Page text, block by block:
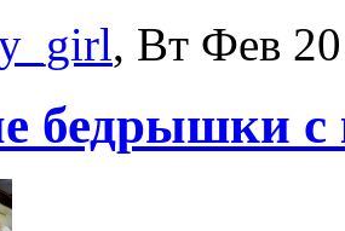
, Вт Фев
бедрышки с